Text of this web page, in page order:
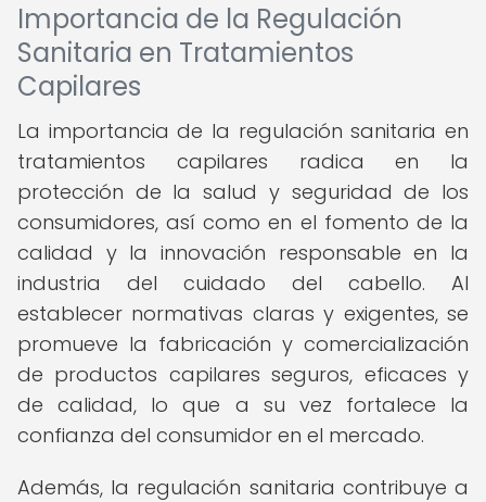
Importancia de la Regulación
Sanitaria en Tratamientos
Capilares
La importancia de la regulación sanitaria en
tratamientos capilares radica en la
protección de la salud y seguridad de los
consumidores, así como en el fomento de la
calidad y la innovación responsable en la
industria del cuidado del cabello. Al
establecer normativas claras y exigentes, se
promueve la fabricación y comercialización
de productos capilares seguros, eficaces y
de calidad, lo que a su vez fortalece la
confianza del consumidor en el mercado.
Además, la regulación sanitaria contribuye a